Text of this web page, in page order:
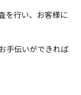
を行い、お客様に
手伝いができれば